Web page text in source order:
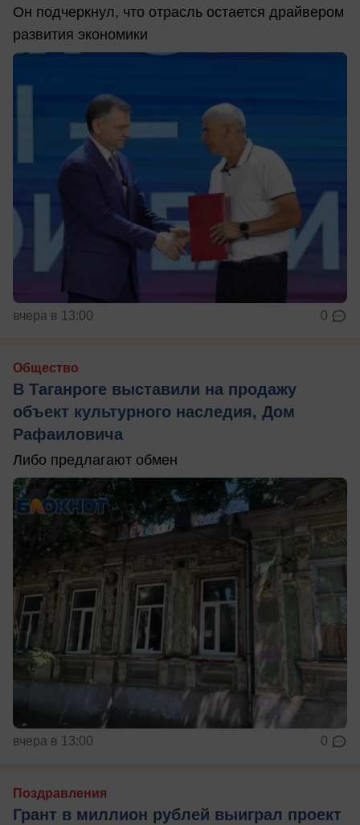
Он подчеркнул, что отрасль остается драйвером
развития экономики
вчера в 13:00 0
Общество
В Таганроге выставили на продажу
объект культурного наследия, Дом
Рафаиловича
Либо предлагают обмен
вчера в 13:00 0
Поздравления
Грант в миллион рублей выиграл проект